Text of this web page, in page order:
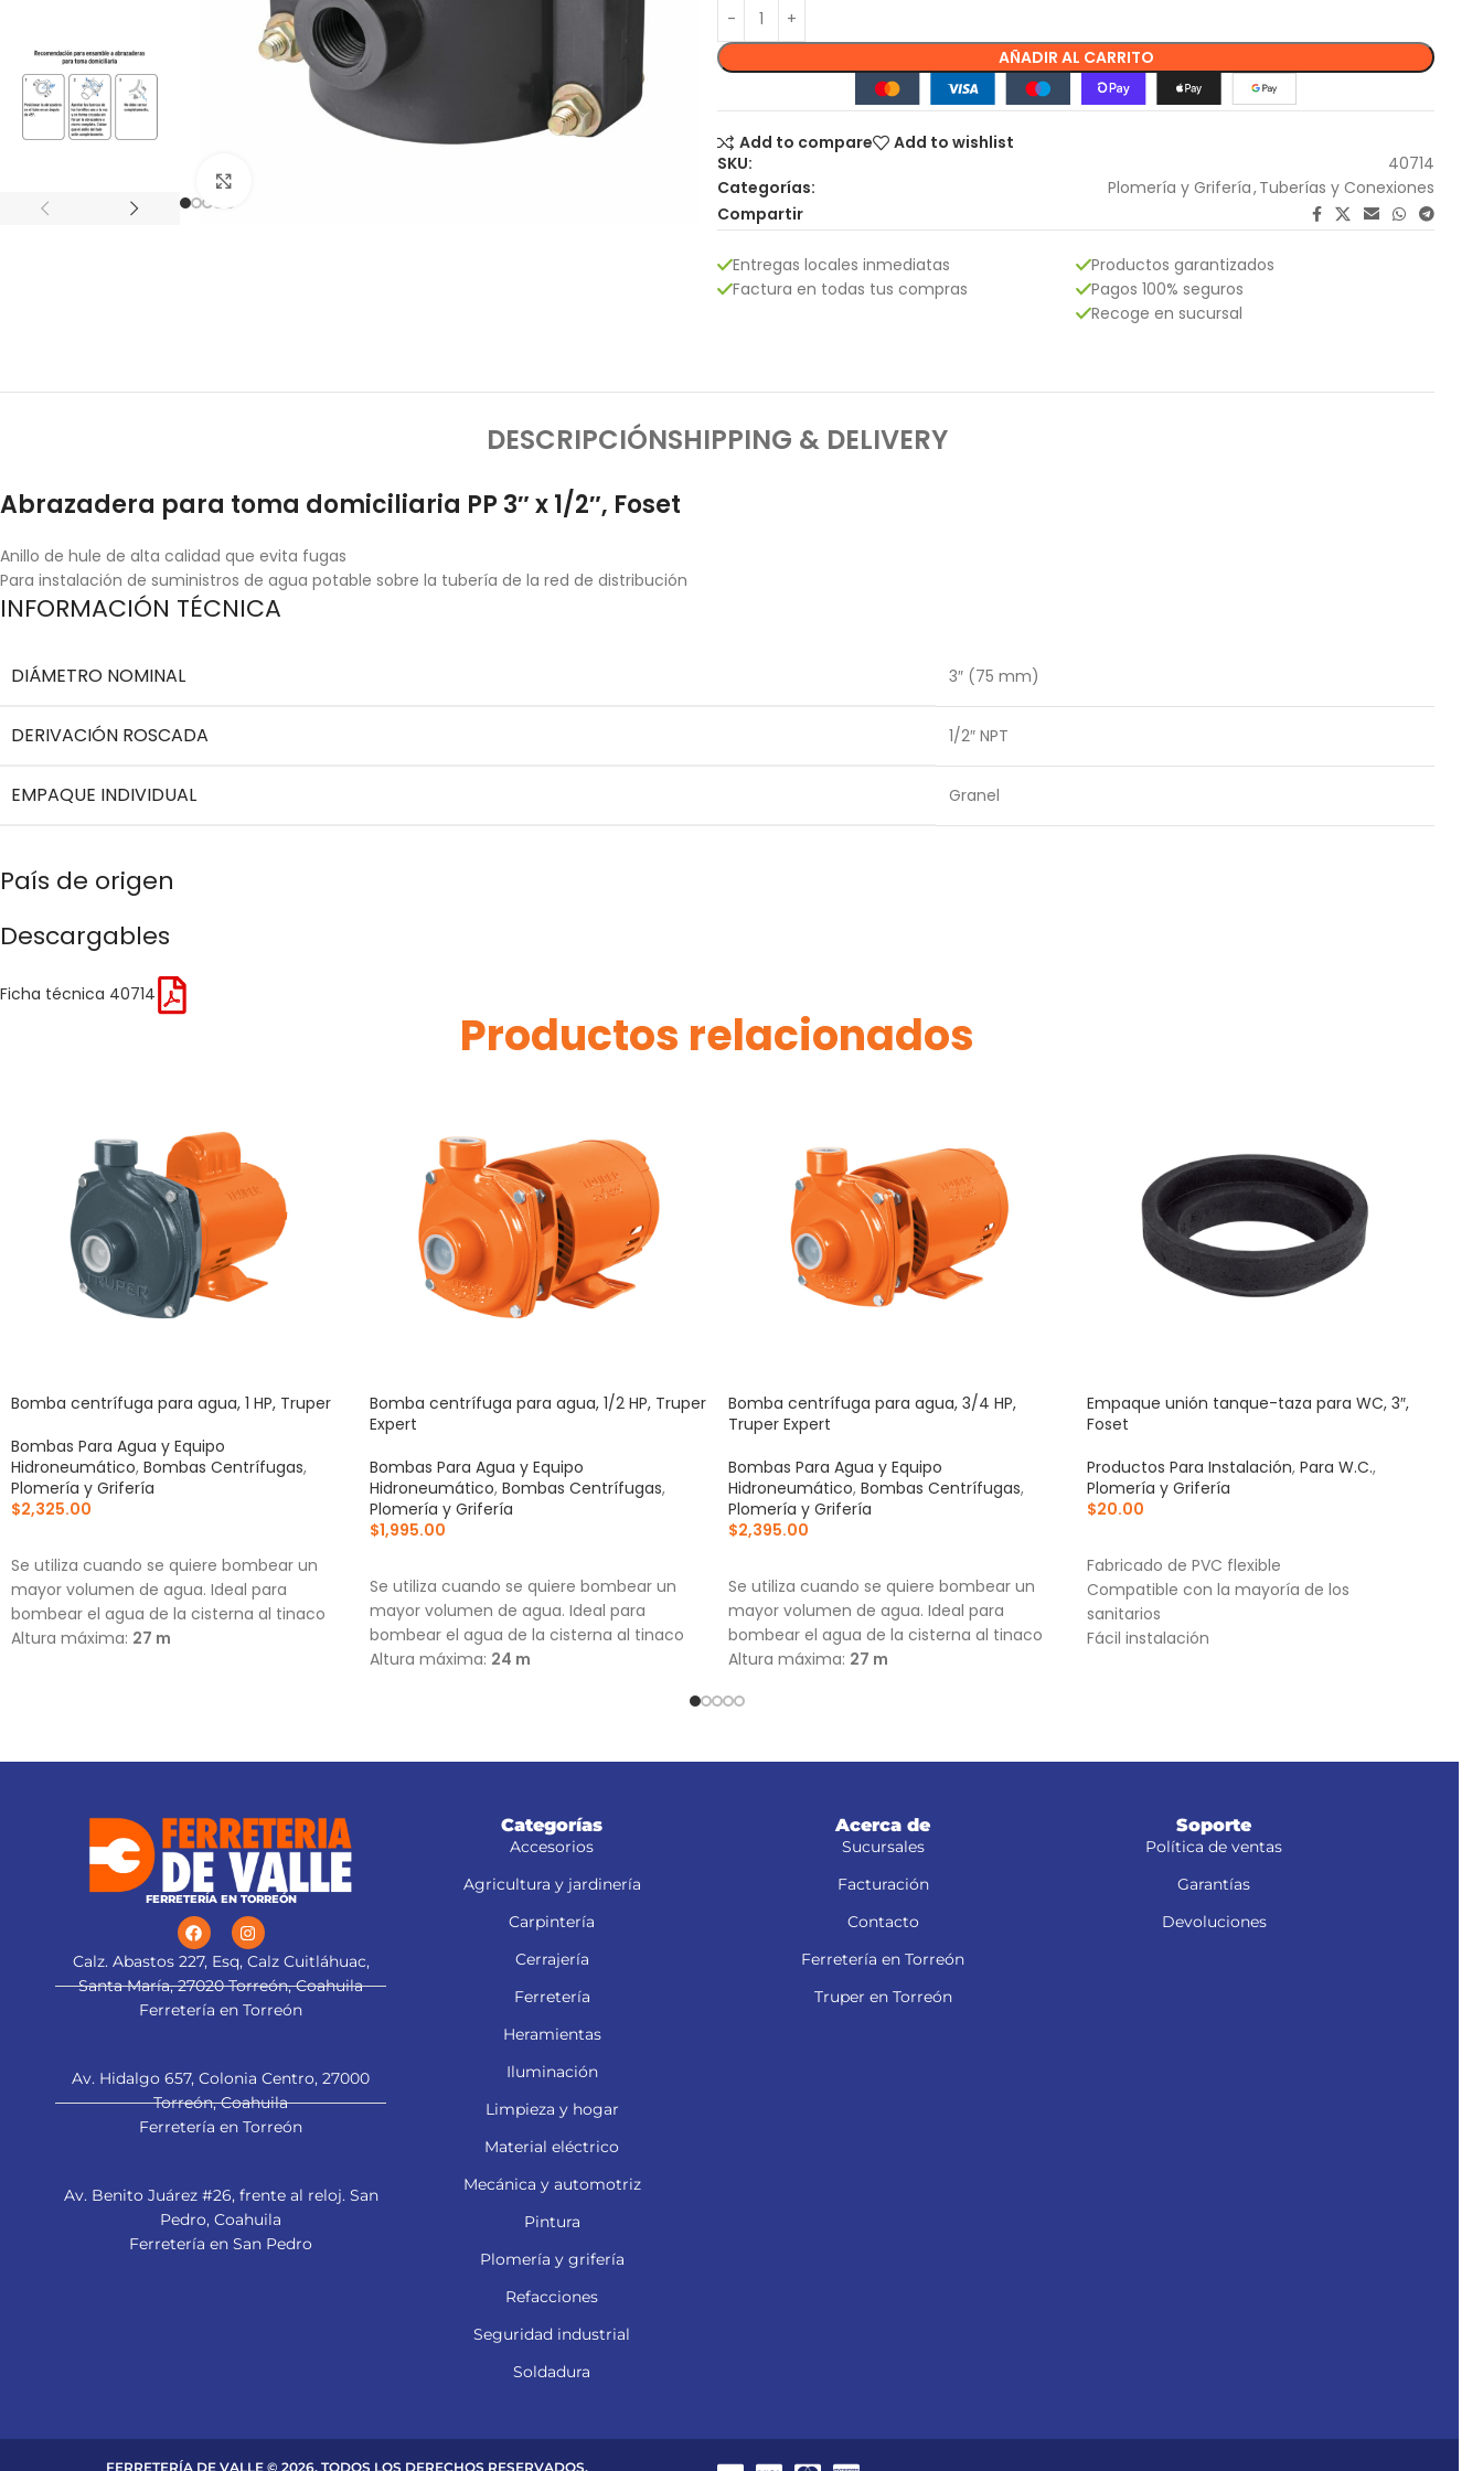
AÑADIR AL CARRITO
Add to compare
Add to wishlist
SKU:
40714
Categorías:
Plomería y Grifería,Tuberías y Conexiones
Compartir
Entregas locales inmediatas
Factura en todas tus compras
Productos garantizados
Pagos 100% seguros
Recoge en sucursal
DESCRIPCIÓNSHIPPING & DELIVERY
Abrazadera para toma domiciliaria PP 3″ x 1/2″, Foset
Anillo de hule de alta calidad que evita fugas
Para instalación de suministros de agua potable sobre la tubería de la red de distribución
INFORMACIÓN TÉCNICA
DIÁMETRO NOMINAL 3″ (75 mm)
DERIVACIÓN ROSCADA 1/2″ NPT
EMPAQUE INDIVIDUAL Granel
País de origen
Descargables
Ficha técnica 40714
Productos relacionados
Bomba centrífuga para agua, 1 HP, Truper
Bombas Para Agua y Equipo
Hidroneumático, Bombas Centrífugas,
Plomería y Grifería
$2,325.00
Se utiliza cuando se quiere bombear un
mayor volumen de agua. Ideal para
bombear el agua de la cisterna al tinaco
Altura máxima: 27 m
Bomba centrífuga para agua, 1/2 HP, Truper
Expert
Bombas Para Agua y Equipo
Hidroneumático, Bombas Centrífugas,
Plomería y Grifería
$1,995.00
Se utiliza cuando se quiere bombear un
mayor volumen de agua. Ideal para
bombear el agua de la cisterna al tinaco
Altura máxima: 24 m
Bomba centrífuga para agua, 3/4 HP,
Truper Expert
Bombas Para Agua y Equipo
Hidroneumático, Bombas Centrífugas,
Plomería y Grifería
$2,395.00
Se utiliza cuando se quiere bombear un
mayor volumen de agua. Ideal para
bombear el agua de la cisterna al tinaco
Altura máxima: 27 m
Empaque unión tanque-taza para WC, 3″,
Foset
Productos Para Instalación, Para W.C.,
Plomería y Grifería
$20.00
Fabricado de PVC flexible
Compatible con la mayoría de los
sanitarios
Fácil instalación
FERRETERÍA EN TORREÓN
Calz. Abastos 227, Esq, Calz Cuitláhuac,
Santa María, 27020 Torreón, Coahuila
Ferretería en Torreón
Av. Hidalgo 657, Colonia Centro, 27000
Torreón, Coahuila
Ferretería en Torreón
Av. Benito Juárez #26, frente al reloj. San
Pedro, Coahuila
Ferretería en San Pedro
Categorías
Accesorios
Agricultura y jardinería
Carpintería
Cerrajería
Ferretería
Heramientas
Iluminación
Limpieza y hogar
Material eléctrico
Mecánica y automotriz
Pintura
Plomería y grifería
Refacciones
Seguridad industrial
Soldadura
Acerca de
Sucursales
Facturación
Contacto
Ferretería en Torreón
Truper en Torreón
Soporte
Política de ventas
Garantías
Devoluciones
FERRETERÍA DE VALLE © 2026. TODOS LOS DERECHOS RESERVADOS.